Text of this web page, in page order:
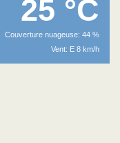
25 °C
Couverture nuageuse: 44 %
Vent: E 8 km/h